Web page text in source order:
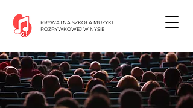
PRYWATNA SZKOŁA MUZYKI
ROZRYWKOWEJ W NYSIE